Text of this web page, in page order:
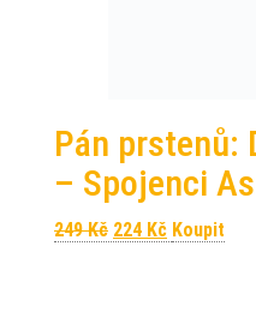
Pán prstenů:
– Spojenci
249Kč Původní cena
224 KčAktuální
Koupit